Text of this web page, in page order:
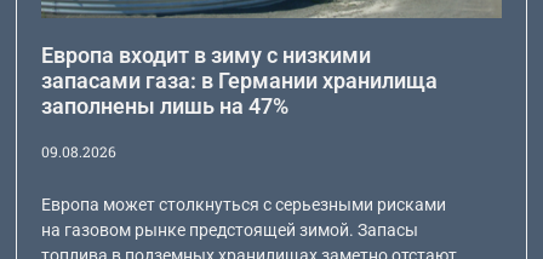
Европа входит в зиму с низкими
запасами газа: в Германии хранилища
заполнены лишь на 47%
09.08.2026
Европа может столкнуться с серьезными рисками
на газовом рынке предстоящей зимой. Запасы